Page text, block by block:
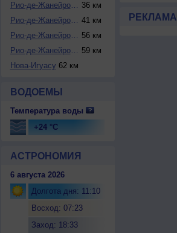
Рио-де-Жанейро / ... 36 км
Рио-де-Жанейро / ... 41 км
Рио-де-Жанейро / ... 56 км
Рио-де-Жанейро / ... 59 км
Нова-Игуасу 62 км
ВОДОЕМЫ
Температура воды
+24 °C
АСТРОНОМИЯ
6 августа 2026
Долгота дня: 11:10
Восход: 07:23
Заход: 18:33
РЕКЛАМА